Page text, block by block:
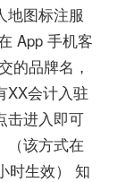
地图标注服
App 手机客
的品牌名，
XX会计入驻
击进入即可
（该方式在
时生效） 知